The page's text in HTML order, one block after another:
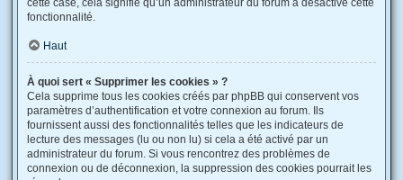
cette case, cela signifie qu’un administrateur du forum a désactivé cette
fonctionnalité.
Haut
À quoi sert « Supprimer les cookies » ?
Cela supprime tous les cookies créés par phpBB qui conservent vos
paramètres d’authentification et votre connexion au forum. Ils
fournissent aussi des fonctionnalités telles que les indicateurs de
lecture des messages (lu ou non lu) si cela a été activé par un
administrateur du forum. Si vous rencontrez des problèmes de
connexion ou de déconnexion, la suppression des cookies pourrait les